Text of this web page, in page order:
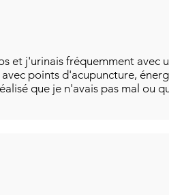
et j'urinais fréquemment
points d'acupuncture,
que je n'avais pas mal ou